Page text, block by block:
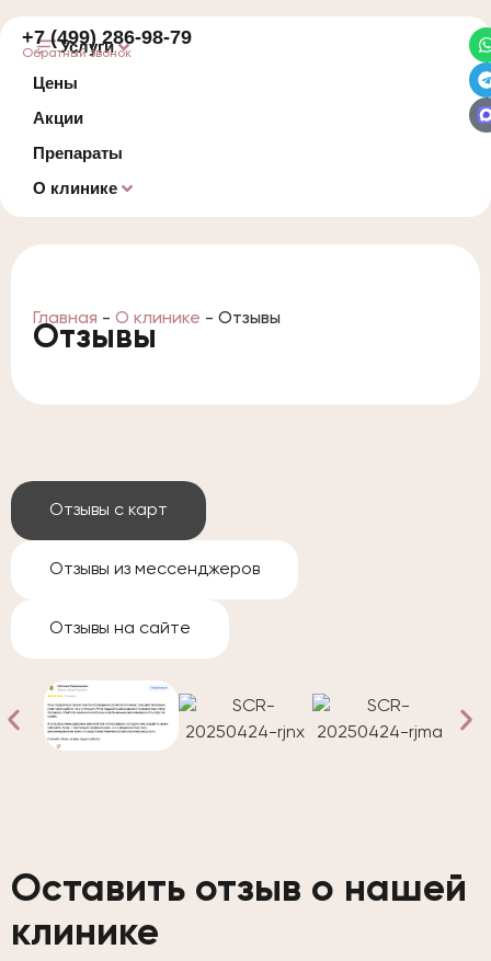
Услуги
Цены
Акции
Препараты
О клинике
+7 (499) 286-98-79
Обратный звонок
Главная - О клинике - Отзывы
Отзывы
Отзывы с карт
Отзывы из мессенджеров
Отзывы на сайте
Оставить отзыв о нашей
клинике